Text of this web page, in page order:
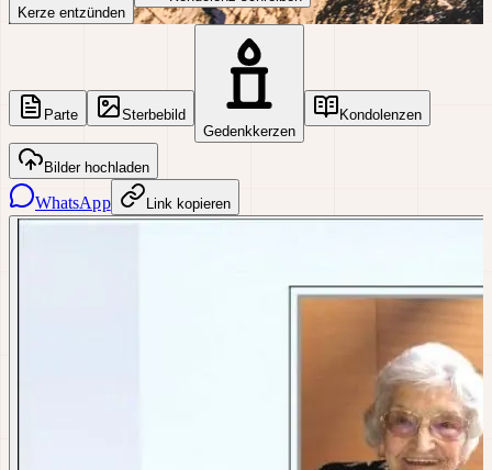
Kerze entzünden
Parte
Sterbebild
Gedenkkerzen
Kondolenzen
Bilder hochladen
WhatsApp Link kopieren